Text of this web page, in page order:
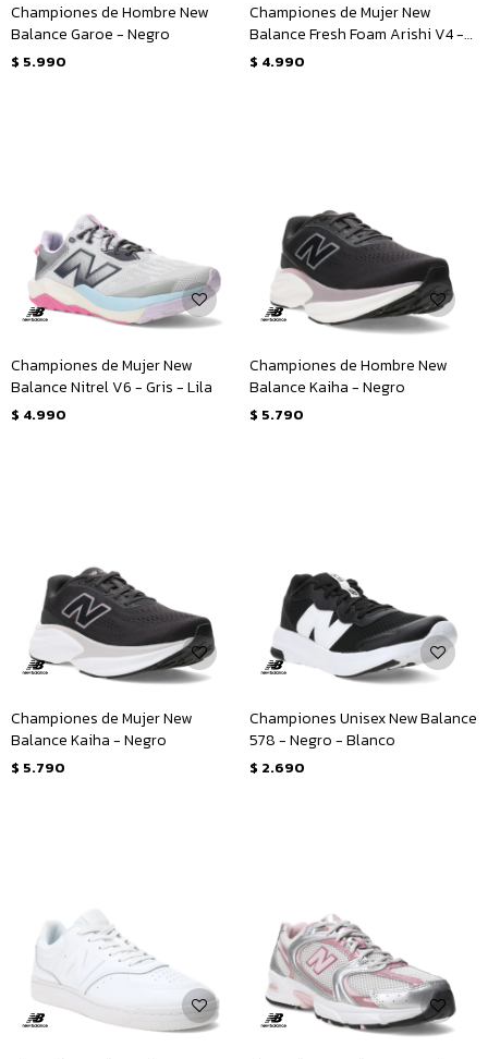
Championes de Hombre New
Balance Garoe - Negro
$ 5.990
Championes de Mujer New
Balance Fresh Foam Arishi V4 -
Beige - Lila
$ 4.990
Championes de Mujer New
Balance Nitrel V6 - Gris - Lila
$ 4.990
Championes de Hombre New
Balance Kaiha - Negro
$ 5.790
Championes de Mujer New
Balance Kaiha - Negro
$ 5.790
Championes Unisex New Balance
578 - Negro - Blanco
$ 2.690